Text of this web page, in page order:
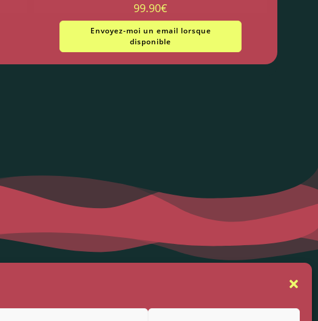
99.90€
Envoyez-moi un email lorsque
disponible
Les Herbiers